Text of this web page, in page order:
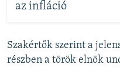
az infláció
Szakértők szerint a
részben a török elnök